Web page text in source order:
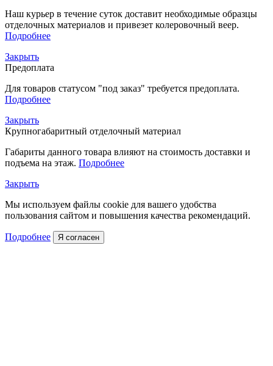
Наш курьер в течение суток доставит необходимые образцы
отделочных материалов и привезет колеровочный веер.
Подробнее
Закрыть
Предоплата
Для товаров статусом "под заказ" требуется предоплата.
Подробнее
Закрыть
Крупногабаритный отделочный материал
Габариты данного товара влияют на стоимость доставки и
подъема на этаж. Подробнее
Закрыть
Мы используем файлы cookie для вашего удобства
пользования сайтом и повышения качества рекомендаций.
Подробнее Я согласен